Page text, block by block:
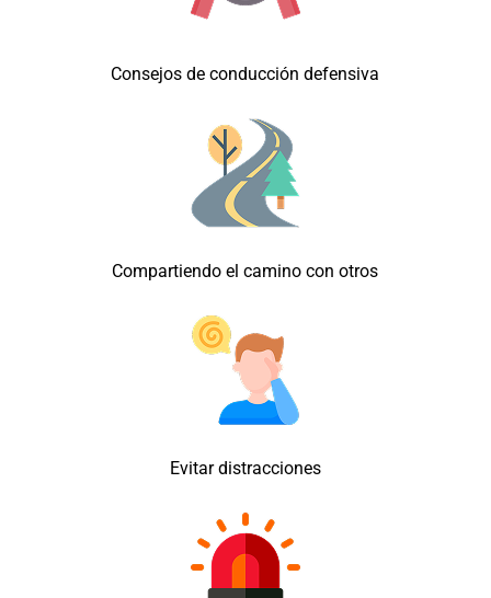
Consejos de conducción defensiva
Compartiendo el camino con otros
Evitar distracciones